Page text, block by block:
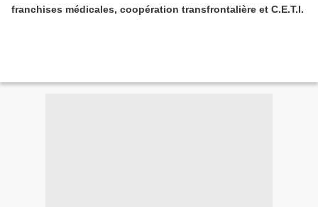
franchises médicales, coopération transfrontalière et C.E.T.I.